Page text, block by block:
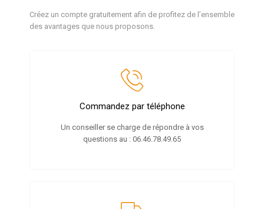
Créez un compte gratuitement afin de profitez de l’ensemble
des avantages que nous proposons.
Commandez par téléphone
Un conseiller se charge de répondre à vos
questions au : 06.46.78.49.65